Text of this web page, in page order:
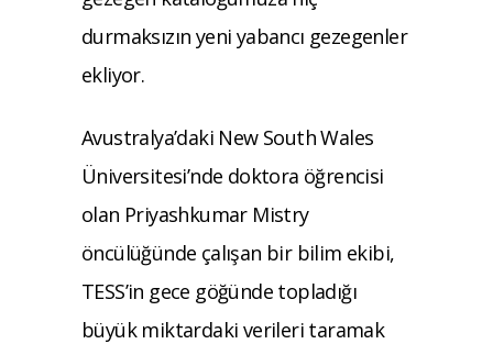
durmaksızın yeni yabancı gezegenler
ekliyor.
Avustralya’daki New South Wales
Üniversitesi’nde doktora öğrencisi
olan Priyashkumar Mistry
öncülüğünde çalışan bir bilim ekibi,
TESS’in gece göğünde topladığı
büyük miktardaki verileri taramak